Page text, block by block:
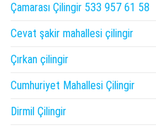
Çamarası Çilingir 533 957 61 58
Cevat şakir mahallesi çilingir
Çırkan çilingir
Cumhuriyet Mahallesi Çilingir
Dirmil Çilingir